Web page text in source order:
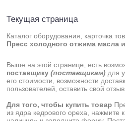
Текущая страница
Каталог оборудования, карточка
Пресс холодного отжима масла
Выше на этой странице, есть
поставщику (поставщикам) для
его стоимости, возможности
пользователей, оставить свой отзыв.
Для того, чтобы купить товар
из ядра кедрового ореха, нажмите